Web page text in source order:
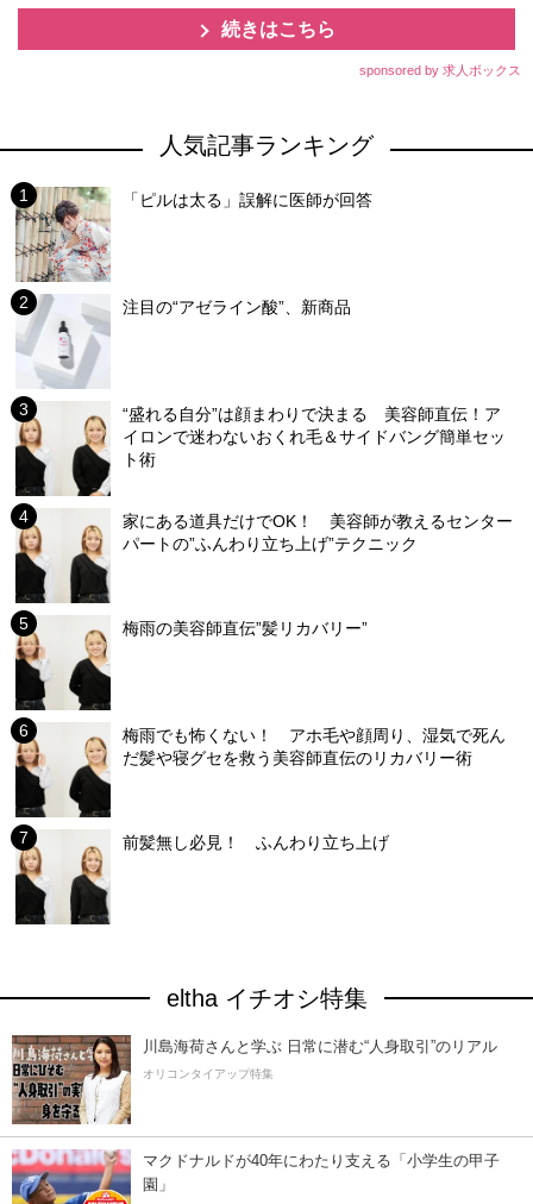
続きはこちら
sponsored by 求人ボックス
人気記事ランキング
「ピルは太る」誤解に医師が回答
注目の“アゼライン酸”、新商品
“盛れる自分”は顔まわりで決まる 美容師直伝！ア
イロンで迷わないおくれ毛＆サイドバング簡単セッ
ト術
家にある道具だけでOK！ 美容師が教えるセンター
パートの”ふんわり立ち上げ”テクニック
梅雨の美容師直伝”髪リカバリー”
梅雨でも怖くない！ アホ毛や顔周り、湿気で死ん
だ髪や寝グセを救う美容師直伝のリカバリー術
前髪無し必見！ ふんわり立ち上げ
eltha イチオシ特集
川島海荷さんと学ぶ 日常に潜む“人身取引”のリアル
オリコンタイアップ特集
マクドナルドが40年にわたり支える「小学生の甲子
園」